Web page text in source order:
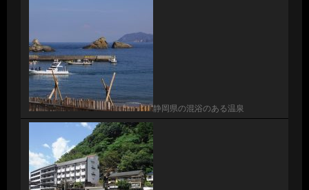
静岡県の混浴のある温泉